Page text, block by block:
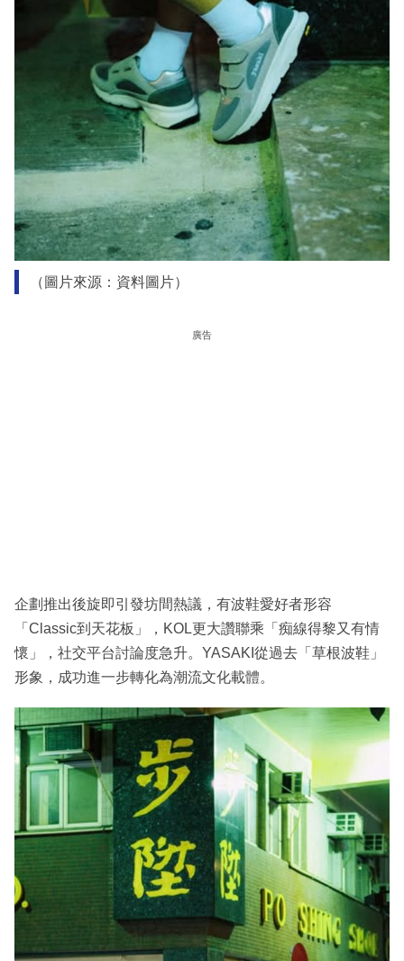
（圖片來源：資料圖片）
廣告
企劃推出後旋即引發坊間熱議，有波鞋愛好者形容
「Classic到天花板」，KOL更大讚聯乘「痴線得黎又有情
懷」，社交平台討論度急升。YASAKI從過去「草根波鞋」
形象，成功進一步轉化為潮流文化載體。